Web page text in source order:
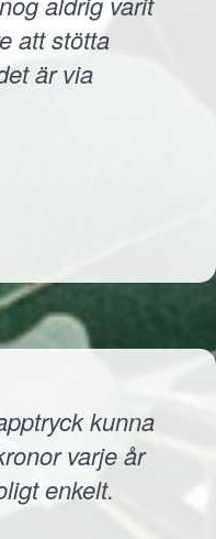
att stötta
är via
kunna
varje år
enkelt.